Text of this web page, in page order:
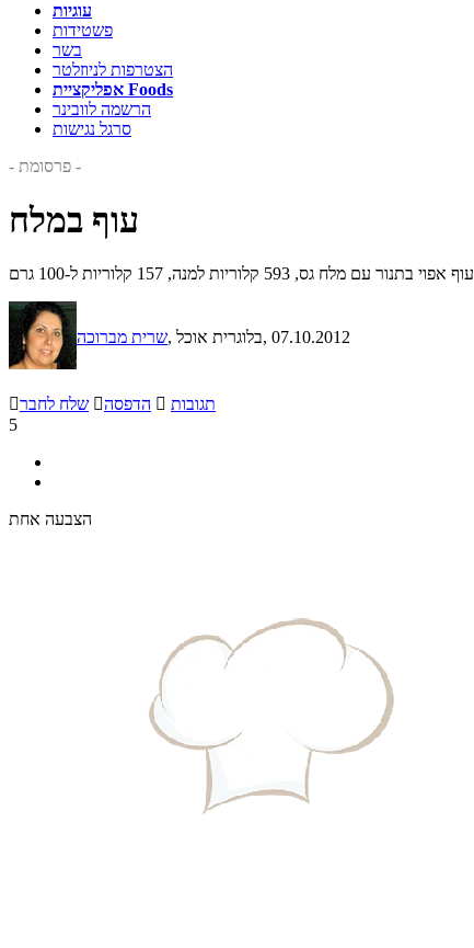
עוגיות
פשטידות
בשר
הצטרפות לניוזלטר
אפליקציית Foods
הרשמה לוובינר
סרגל נגישות
- פרסומת -
עוף במלח
עוף אפוי בתנור עם מלח גס, 593 קלוריות למנה, 157 קלוריות ל-100 גרם
שרית מברוכה , בלוגרית אוכל, 07.10.2012
שלח לחבר הדפסה  תגובות
5
הצבעה אחת